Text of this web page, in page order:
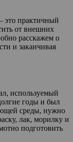
это практичный
от внешних
расскажем о
и заканчивая
используемый
годы и был
среды, нужно
лак, морилку и
подготовить